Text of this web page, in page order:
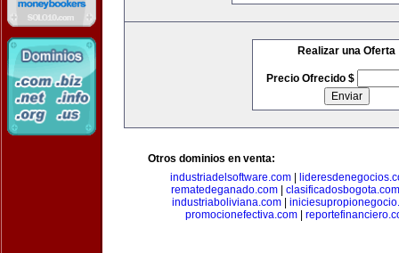
Realizar una Oferta
Precio Ofrecido $
Otros dominios en venta:
industriadelsoftware.com
rematedeganado.com| clasificadosbogota.com
industriaboliviana.com|
promocionefectiva.com